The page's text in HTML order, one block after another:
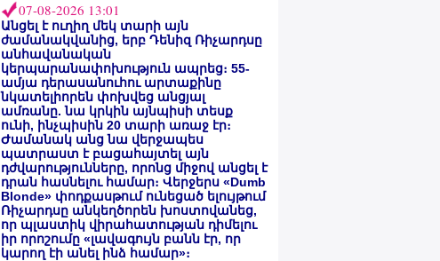
07-08-2026 13:01
Անցել է ուղիղ մեկ տարի այն
ժամանակվանից, երբ Դենիզ Ռիչարդսը
անհավանական
կերպարանափոխություն ապրեց։ 55-
ամյա դերասանուհու արտաքինը
նկատելիորեն փոխվեց անցյալ
ամռանը. նա կրկին այնպիսի տեսք
ունի, ինչպիսին 20 տարի առաջ էր։
Ժամանակ անց նա վերջապես
պատրաստ է բացահայտել այն
դժվարությունները, որոնց միջով անցել է
դրան հասնելու համար։ Վերջերս «Dumb
Blonde» փոդքասթում ունեցած ելույթում
Ռիչարդսը անկեղծորեն խոստովանեց,
որ պլաստիկ վիրահատության դիմելու
իր որոշումը «լավագույն բանն էր, որ
կարող էի անել ինձ համար»։